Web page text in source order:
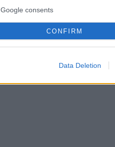
Google consents
CONFIRM
Data Deletion